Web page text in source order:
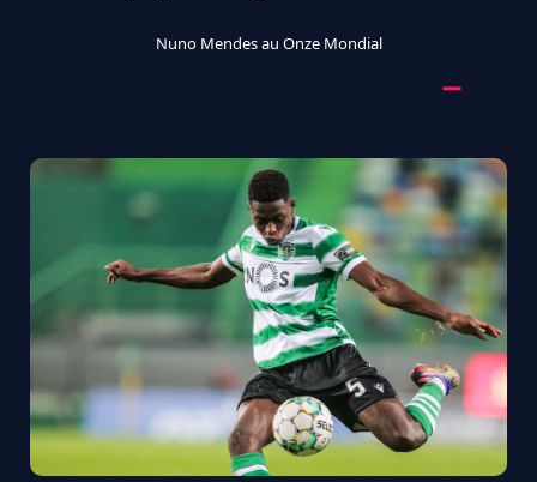
Nuno Mendes au Onze Mondial